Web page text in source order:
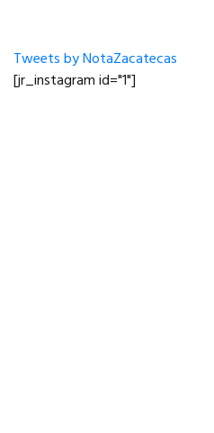
Tweets by NotaZacatecas
[jr_instagram id="1"]